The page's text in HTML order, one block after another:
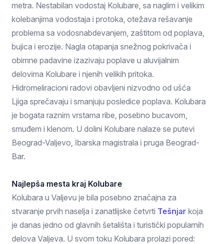
metra. Nestabilan vodostaj Kolubare, sa naglim i velikim
kolebanjima vodostaja i protoka, otežava rešavanje
problema sa vodosnabdevanjem, zaštitom od poplava,
bujica i erozije. Nagla otapanja snežnog pokrivača i
obimne padavine izazivaju poplave u aluvijalnim
delovima Kolubare i njenih velikih pritoka.
Hidromeliracioni radovi obavljeni nizvodno od ušća
Ljiga sprečavaju i smanjuju posledice poplava. Kolubara
je bogata raznim vrstama ribe, posebno bucavom,
smuđem i klenom. U dolini Kolubare nalaze se putevi
Beograd-Valjevo, Ibarska magistrala i pruga Beograd-
Bar.
Najlepša mesta kraj Kolubare
Kolubara u Valjevu je bila posebno značajna za
stvaranje prvih naselja i zanatlijske četvrti Tešnjar koja
je danas jedno od glavnih šetališta i turistički popularnih
delova Valjeva. U svom toku Kolubara prolazi pored: